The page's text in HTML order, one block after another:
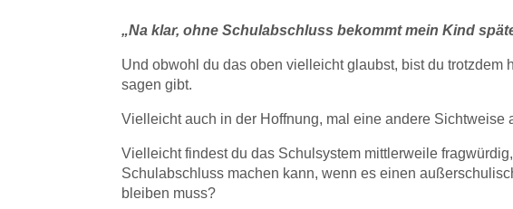
„Na klar, ohne Schulabschluss bekommt mein Kind
Und obwohl du das oben vielleicht glaubst, bist du trotzdem
sagen gibt.
Vielleicht auch in der Hoffnung, mal eine andere Sichtweise
Vielleicht findest du das Schulsystem mittlerweile
Schulabschluss machen kann, wenn es einen
bleiben muss?